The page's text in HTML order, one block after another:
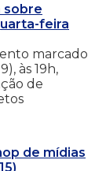
sobre
feira
marcado
às 19h,
de
de mídias